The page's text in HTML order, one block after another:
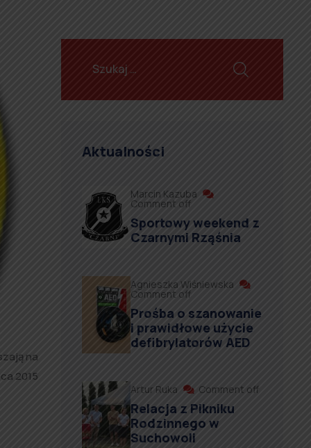
na
2015
Aktualności
Marcin Kazuba
Comment off
Sportowy weekend z
Czarnymi Rząśnia
Agnieszka Wiśniewska
Comment off
Prośba o szanowanie
i prawidłowe użycie
defibrylatorów AED
Artur Ruka Comment off
Relacja z Pikniku
Rodzinnego w
Suchowoli